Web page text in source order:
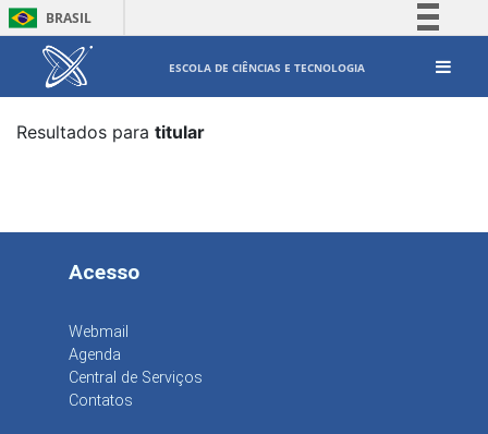
BRASIL
ESCOLA DE CIÊNCIAS E TECNOLOGIA
Resultados para titular
Acesso
Webmail
Agenda
Central de Serviços
Contatos